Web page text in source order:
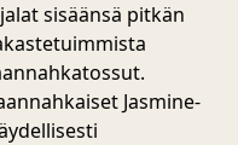
sisäänsä pitkän
.
Jasmine-